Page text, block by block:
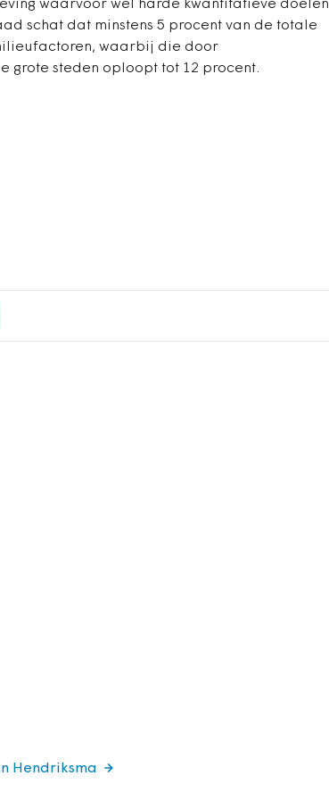
waarvoor wel harde kwantitatieve doelen
schat dat minstens 5 procent van de totale
waarbij die door
grote steden oploopt tot 12 procent.
Hendriksma